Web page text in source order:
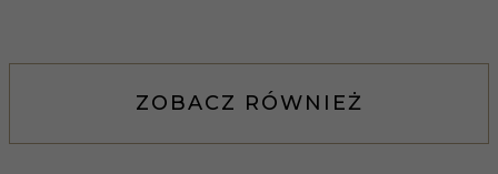
ZOBACZ RÓWNIEŻ